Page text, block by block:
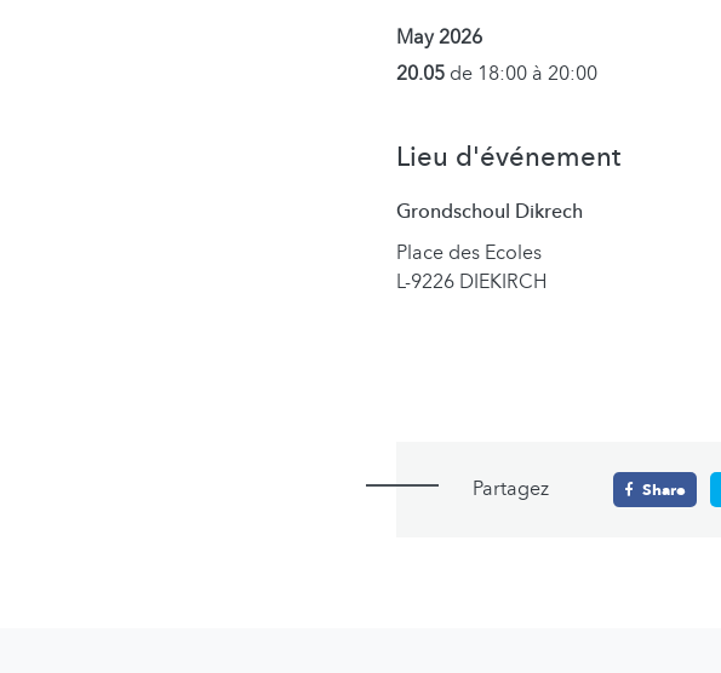
May 2026
20.05 de 18:00 à 20:00
Lieu d'événement
Grondschoul Dikrech
Place des Ecoles
L-9226 DIEKIRCH
Partagez Share